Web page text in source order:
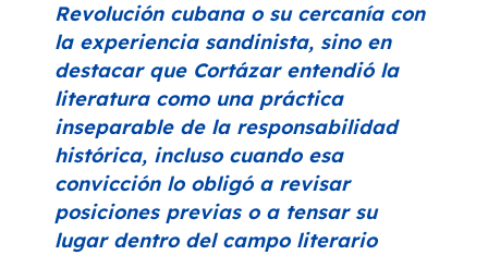
Revolución cubana o su cercanía con
la experiencia sandinista, sino en
destacar que Cortázar entendió la
literatura como una práctica
inseparable de la responsabilidad
histórica, incluso cuando esa
convicción lo obligó a revisar
posiciones previas o a tensar su
lugar dentro del campo literario